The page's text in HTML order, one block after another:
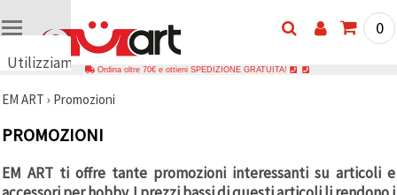
Utilizziamo
🍪
cookie e
garantire il
funzionamento
0
Ordina oltre 70€ e ottieni SPEDIZIONE GRATUITA!
EM ART › Promozioni
PROMOZIONI
EM ART ti offre tante promozioni interessanti su articoli e